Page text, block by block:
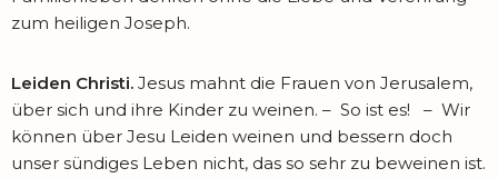
zum heiligen Joseph.
Leiden Christi. Jesus mahnt die Frauen von Jerusalem,
über sich und ihre Kinder zu weinen. – So ist es! – Wir
können über Jesu Leiden weinen und bessern doch
unser sündiges Leben nicht, das so sehr zu beweinen ist.